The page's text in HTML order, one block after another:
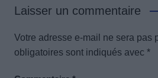
Laisser un commentaire
Votre adresse e-mail ne sera pas
obligatoires sont indiqués avec *